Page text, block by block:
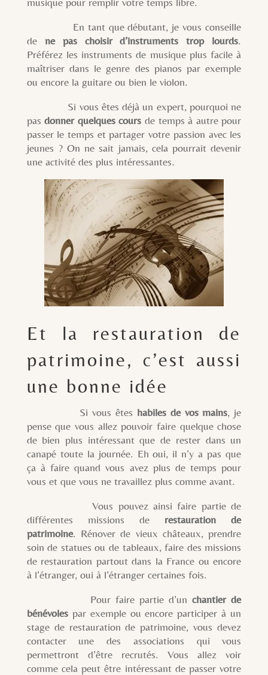
En tant que débutant, je vous conseille
de ne pas choisir d’instruments trop lourds.
Préférez les instruments de musique plus facile à
maîtriser dans le genre des pianos par exemple
ou encore la guitare ou bien le violon.
Si vous êtes déjà un expert, pourquoi ne
pasdonner quelques cours de temps à autre pour
passer le temps et partager votre passion avec les
jeunes ? On ne sait jamais, cela pourrait devenir
une activité des plus intéressantes.
Et la restauration de
patrimoine, c’est aussi
une bonne idée
Si vous êtes habiles de vos mains, je
pense que vous allez pouvoir faire quelque chose
de bien plus intéressant que de rester dans un
canapé toute la journée. Eh oui, il n’y a pas que
ça à faire quand vous avez plus de temps pour
vous et que vous ne travaillez plus comme avant.
Vous pouvez ainsi faire partie de
différentes missions de restauration de
patrimoine. Rénover de vieux châteaux, prendre
soin de statues ou de tableaux, faire des missions
de restauration partout dans la France ou encore
à l’étranger, oui à l’étranger certaines fois.
Pour faire partie d’unchantier de
bénévolespar exemple ou encore participer à un
stage de restauration de patrimoine, vous devez
contacter une des associations qui vous
permettront d’être recrutés. Vous allez voir
comme cela peut être intéressant de passer votre